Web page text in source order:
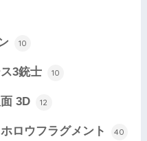
10
3銃士 10
3D 12
ロウフラグメント 40